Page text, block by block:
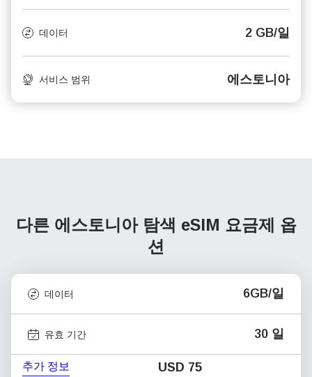
데이터 2 GB/일
서비스 범위 에스토니아
다른 에스토니아 탐색 eSIM 요금제 옵
션
데이터 6GB/일
유효 기간 30 일
추가 정보 USD 75